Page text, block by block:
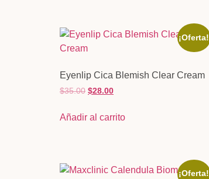
¡Oferta!
Eyenlip Cica Blemish Clear Cream
$35.00 $28.00
Añadir al carrito
¡Oferta!